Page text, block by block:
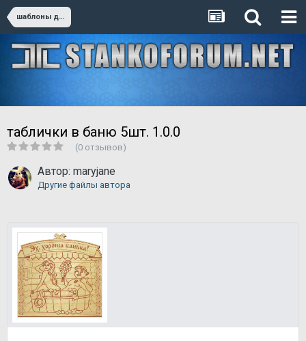
шаблоны для резки
таблички в баню 5шт. 1.0.0
(0 отзывов)
Автор: maryjane
Другие файлы автора